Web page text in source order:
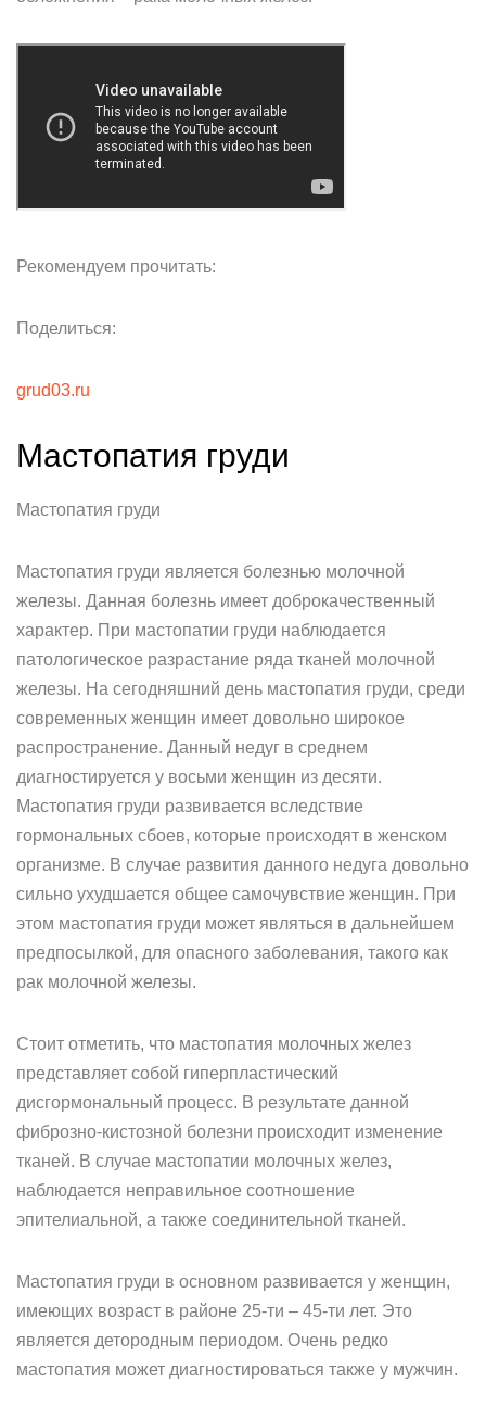
Рекомендуем прочитать:
Поделиться:
grud03.ru
Мастопатия груди
Мастопатия груди
Мастопатия груди является болезнью молочной
железы. Данная болезнь имеет доброкачественный
характер. При мастопатии груди наблюдается
патологическое разрастание ряда тканей молочной
железы. На сегодняшний день мастопатия груди, среди
современных женщин имеет довольно широкое
распространение. Данный недуг в среднем
диагностируется у восьми женщин из десяти.
Мастопатия груди развивается вследствие
гормональных сбоев, которые происходят в женском
организме. В случае развития данного недуга довольно
сильно ухудшается общее самочувствие женщин. При
этом мастопатия груди может являться в дальнейшем
предпосылкой, для опасного заболевания, такого как
рак молочной железы.
Стоит отметить, что мастопатия молочных желез
представляет собой гиперпластический
дисгормональный процесс. В результате данной
фиброзно-кистозной болезни происходит изменение
тканей. В случае мастопатии молочных желез,
наблюдается неправильное соотношение
эпителиальной, а также соединительной тканей.
Мастопатия груди в основном развивается у женщин,
имеющих возраст в районе 25-ти – 45-ти лет. Это
является детородным периодом. Очень редко
мастопатия может диагностироваться также у мужчин.